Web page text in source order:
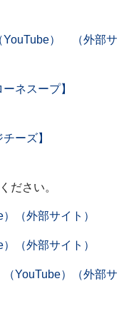
YouTube） （外部サ
ネスープ】
ーズ】
ださい。
（外部サイト）
（外部サイト）
YouTube）（外部サ